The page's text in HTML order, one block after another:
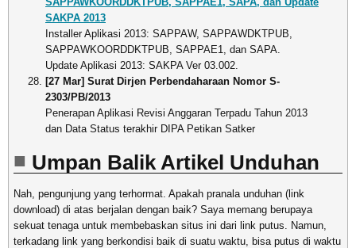
SAKPA 2013
Installer Aplikasi 2013: SAPPAW, SAPPAWDKTPUB,
SAPPAWKOORDDKTPUB, SAPPAE1, dan SAPA.
Update Aplikasi 2013: SAKPA Ver 03.002.
[27 Mar] Surat Dirjen Perbendaharaan Nomor S-
2303/PB/2013
Penerapan Aplikasi Revisi Anggaran Terpadu Tahun 2013
dan Data Status terakhir DIPA Petikan Satker
Umpan Balik Artikel Unduhan
Nah, pengunjung yang terhormat. Apakah pranala unduhan (link
download) di atas berjalan dengan baik? Saya memang berupaya
sekuat tenaga untuk membebaskan situs ini dari link putus. Namun,
terkadang link yang berkondisi baik di suatu waktu, bisa putus di waktu